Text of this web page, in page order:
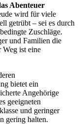
Abenteuer
wird für viele
getrübt – sei es durch
Zuschläge.
und Familien die
Weg ist eine
bietet ein
Angehörige
geeigneten
und geringer
gering halten.